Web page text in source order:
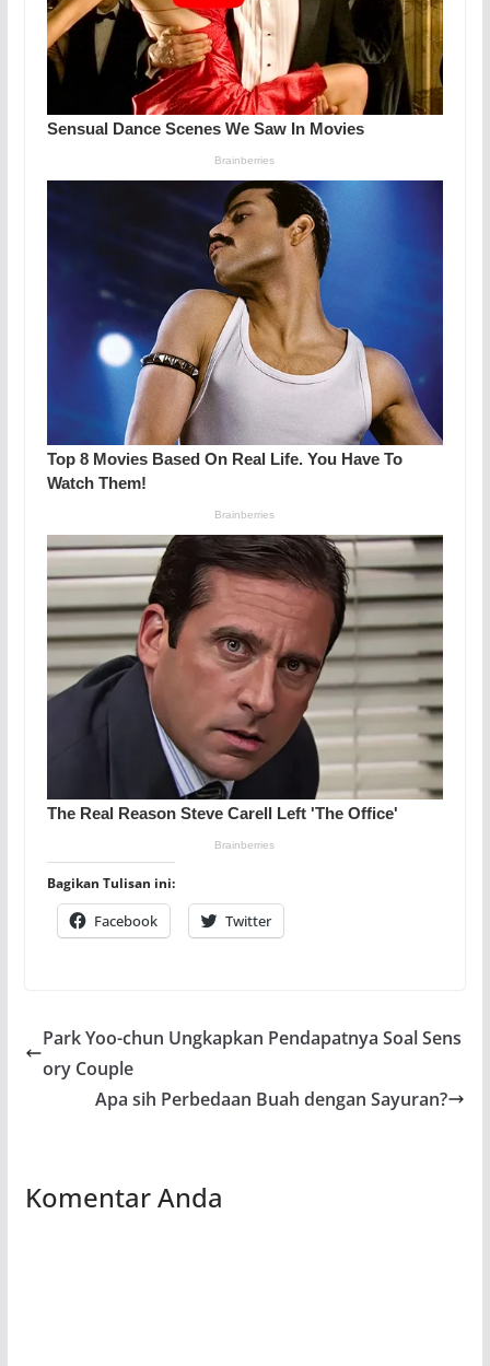
Bagikan Tulisan ini:
Facebook Twitter
Park Yoo-chun Ungkapkan Pendapatnya Soal Sens
ory Couple
Apa sih Perbedaan Buah dengan Sayuran?
Komentar Anda